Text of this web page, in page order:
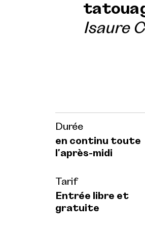
Isaure
Durée
en continu toute
l'après-midi
Tarif
Entrée libre et
gratuite